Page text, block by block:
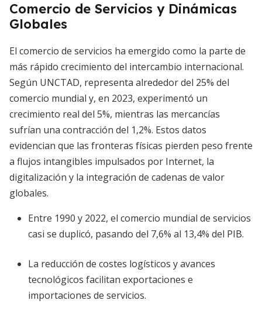
Comercio de Servicios y Dinámicas
Globales
El comercio de servicios ha emergido como la parte de
más rápido crecimiento del intercambio internacional.
Según UNCTAD, representa alrededor del 25% del
comercio mundial y, en 2023, experimentó un
crecimiento real del 5%, mientras las mercancías
sufrían una contracción del 1,2%. Estos datos
evidencian que las fronteras físicas pierden peso frente
a flujos intangibles impulsados por Internet, la
digitalización y la integración de cadenas de valor
globales.
Entre 1990 y 2022, el comercio mundial de servicios
casi se duplicó, pasando del 7,6% al 13,4% del PIB.
La reducción de costes logísticos y avances
tecnológicos facilitan exportaciones e
importaciones de servicios.